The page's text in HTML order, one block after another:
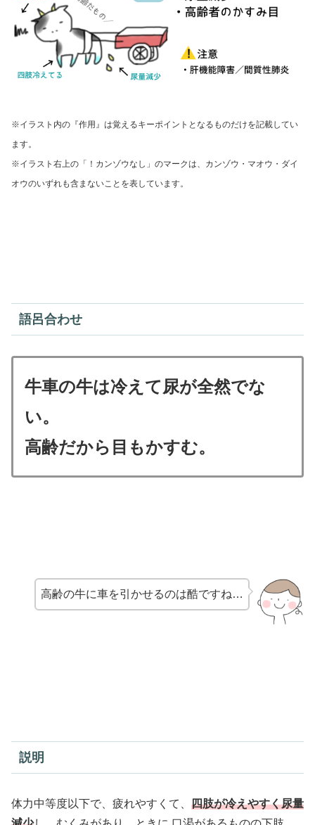
※イラスト内の『作用』は覚えるキーポイントとなるものだけを記載してい
ます。
※イラスト右上の「！カンゾウなし」のマークは、 カンゾウ・マオウ・ダイ
オウのいずれも含まないことを表しています。
語呂合わせ
牛車の牛は冷えて尿が全然でな
い。
高齢だから目もかすむ。
高齢の牛に車を引かせるのは酷ですね…
説明
体力中等度以下で、疲れやすくて、 四肢が冷えやすく尿量